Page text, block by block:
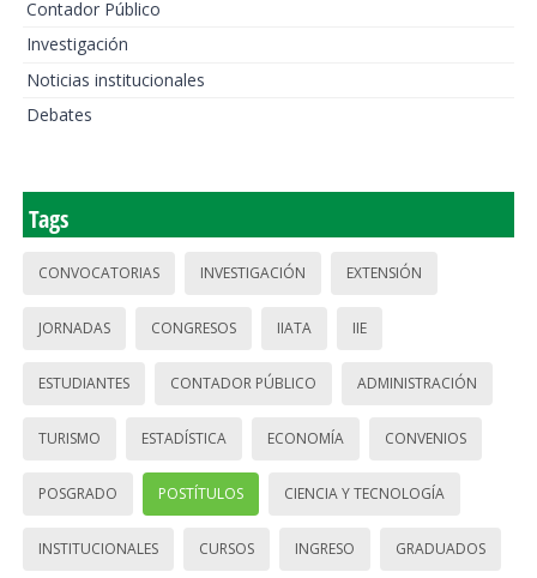
Contador Público
Investigación
Noticias institucionales
Debates
Tags
CONVOCATORIAS INVESTIGACIÓN EXTENSIÓN
JORNADAS CONGRESOS IIATA IIE
ESTUDIANTES CONTADOR PÚBLICO ADMINISTRACIÓN
TURISMO ESTADÍSTICA ECONOMÍA CONVENIOS
POSGRADO POSTÍTULOS CIENCIA Y TECNOLOGÍA
INSTITUCIONALES CURSOS INGRESO GRADUADOS